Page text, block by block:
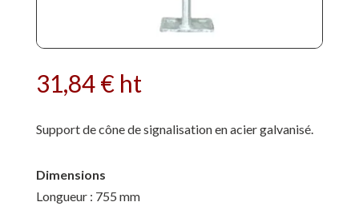
31,84€ ht
Support de cône de signalisation en acier galvanisé.
Dimensions
Longueur : 755 mm